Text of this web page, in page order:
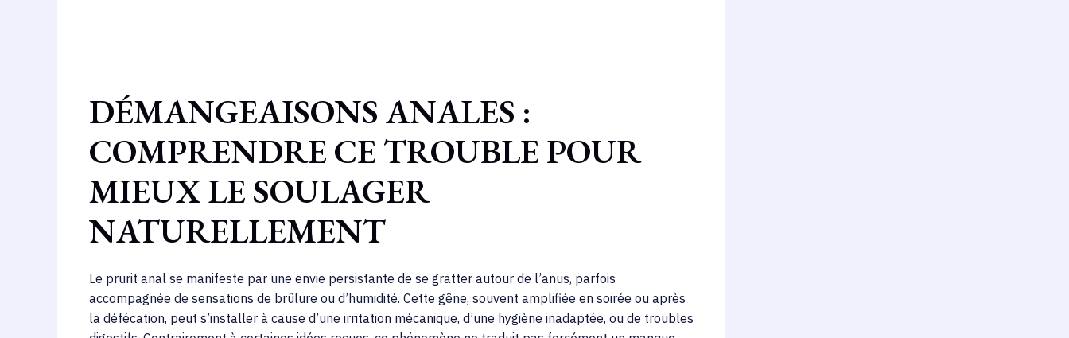
DÉMANGEAISONS ANALES :
COMPRENDRE CE TROUBLE POUR
MIEUX LE SOULAGER
NATURELLEMENT
Le prurit anal se manifeste par une envie persistante de se gratter autour de l’anus, parfois
accompagnée de sensations de brûlure ou d’humidité. Cette gêne, souvent amplifiée en soirée ou après
la défécation, peut s’installer à cause d’une irritation mécanique, d’une hygiène inadaptée, ou de troubles